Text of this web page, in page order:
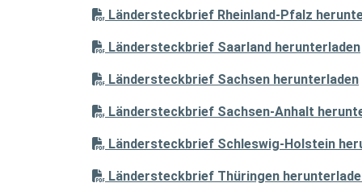
Ländersteckbrief Rheinland-Pfalz
Ländersteckbrief Saarland herunterladen
Ländersteckbrief Sachsen herunterladen
Ländersteckbrief Sachsen-Anhalt
Ländersteckbrief Schleswig-Holstein
Ländersteckbrief Thüringen